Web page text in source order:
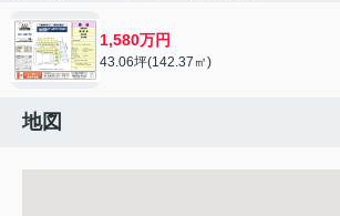
1,580万円
43.06坪(142.37㎡)
地図